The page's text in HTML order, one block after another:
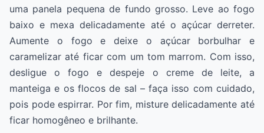
uma panela pequena de fundo grosso. Leve ao fogo
baixo e mexa delicadamente até o açúcar derreter.
Aumente o fogo e deixe o açúcar borbulhar e
caramelizar até ficar com um tom marrom. Com isso,
desligue o fogo e despeje o creme de leite, a
manteiga e os flocos de sal – faça isso com cuidado,
pois pode espirrar. Por fim, misture delicadamente até
ficar homogêneo e brilhante.